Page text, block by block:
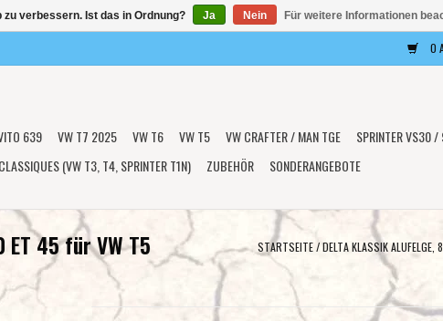
0
639 VW T7 2025 VW T6 VW T5 VW CRAFTER / MAN TGE SPRINTER VS30
CLASSIQUES (VW T3, T4, SPRINTER T1N) ZUBEHÖR SONDERANGEBOTE
45 für VW T5
STARTSEITE/DELTA KLASSIK
verbessern. Ist das in Ordnung? Ja Nein Für weitere Informationen